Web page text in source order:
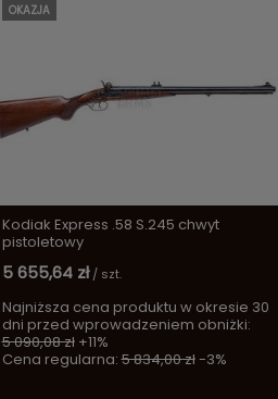
OKAZJA
Kodiak Express .58 S.245 chwyt
pistoletowy
5 655,64 zł / szt.
Najniższa cena produktu w okresie 30
dni przed wprowadzeniem obniżki:
5 090,08 zł +11%
Cena regularna:5 834,00 zł-3%